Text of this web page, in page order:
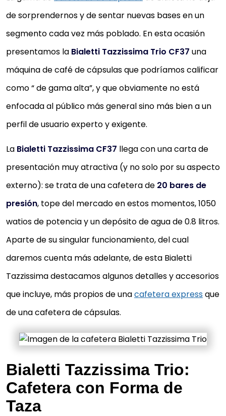
de sorprendernos y de sentar nuevas bases en un
segmento cada vez más poblado. En esta ocasión
presentamos la Bialetti Tazzissima Trio CF37 una
máquina de café de cápsulas que podríamos calificar
como “ de gama alta”, y que obviamente no está
enfocada al público más general sino más bien a un
perfil de usuario experto y exigente.
La Bialetti Tazzissima CF37 llega con una carta de
presentación muy atractiva (y no solo por su aspecto
externo): se trata de una cafetera de 20 bares de
presión, tope del mercado en estos momentos, 1050
watios de potencia y un depósito de agua de 0.8 litros.
Aparte de su singular funcionamiento, del cual
daremos cuenta más adelante, de esta Bialetti
Tazzissima destacamos algunos detalles y accesorios
que incluye, más propios de unacafetera expressque
de una cafetera de cápsulas.
Bialetti Tazzissima Trio:
Cafetera con Forma de
Taza